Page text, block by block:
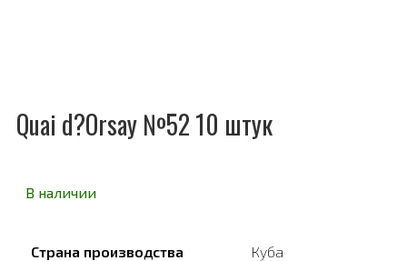
Quai d?Orsay №52 10 штук
В наличии
Страна производства
Куба